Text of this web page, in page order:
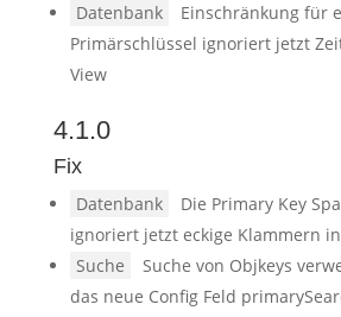
Datenbank
Einschränkung für
Primärschlüssel ignoriert jetzt
View
4.1.0
Fix
Datenbank
Die Primary Key
ignoriert jetzt eckige Klammern
Suche
Suche von Objkeys
das neue Config Feld